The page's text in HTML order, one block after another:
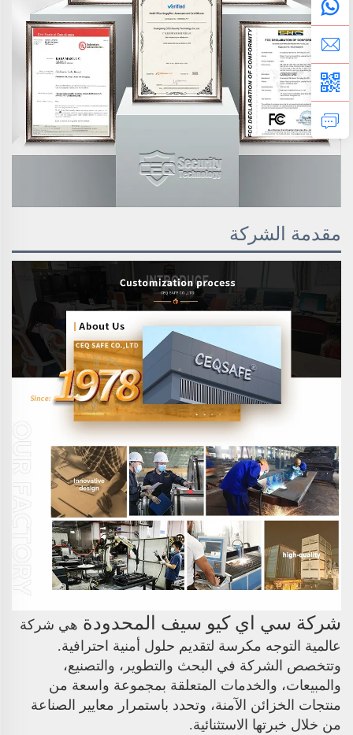
مقدمة الشركة
شركة سي اي كيو سيف المحدودة هي شركة
عالمية التوجه مكرسة لتقديم حلول أمنية احترافية.
وتتخصص الشركة في البحث والتطوير، والتصنيع،
والمبيعات، والخدمات المتعلقة بمجموعة واسعة من
منتجات الخزائن الآمنة، وتحدد باستمرار معايير الصناعة
من خلال خبرتها الاستثنائية.